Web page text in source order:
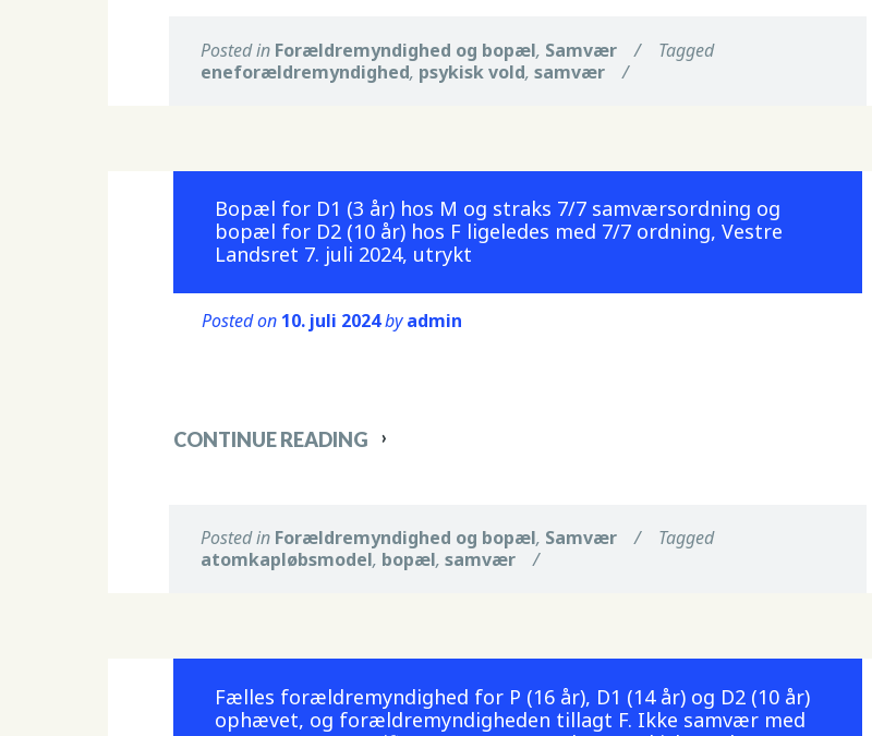
Posted in Forældremyndighed og bopæl, Samvær /
Tagged
eneforældremyndighed, psykisk vold, samvær /
Bopæl for D1 (3 år) hos M og straks 7/7 samværsordning og
bopæl for D2 (10 år) hos F ligeledes med 7/7 ordning, Vestre
Landsret 7. juli 2024, utrykt
Posted on 10. juli 2024byadmin
CONTINUE READING
Posted in Forældremyndighed og bopæl, Samvær /
Tagged
atomkapløbsmodel, bopæl, samvær /
Fælles forældremyndighed for P (16 år), D1 (14 år) og D2 (10 år)
ophævet, og forældremyndigheden tillagt F. Ikke samvær med